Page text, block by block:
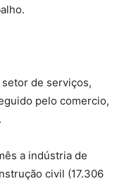
de serviços,
pelo comercio,
a indústria de
civil (17.306